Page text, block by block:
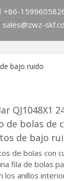
+86-
sales@zwz-
bajo ruido
QJ1048X1
de bolas de
de bajo
de bolas con
fila de bolas
los anillos